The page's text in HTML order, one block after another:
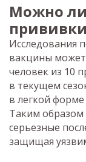
Можно ли
Исследования
вакцины может
человек из 10
в текущем
в легкой
Таким
серьезные
защищая